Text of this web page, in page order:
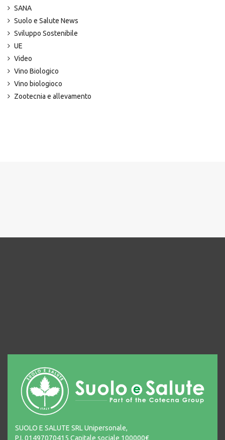
SANA
Suolo e Salute News
Sviluppo Sostenibile
UE
Video
Vino Biologico
Vino biologioco
Zootecnia e allevamento
SUOLO E SALUTE SRL Unipersonale,
P.I. 01497070415 Capitale sociale 100000€